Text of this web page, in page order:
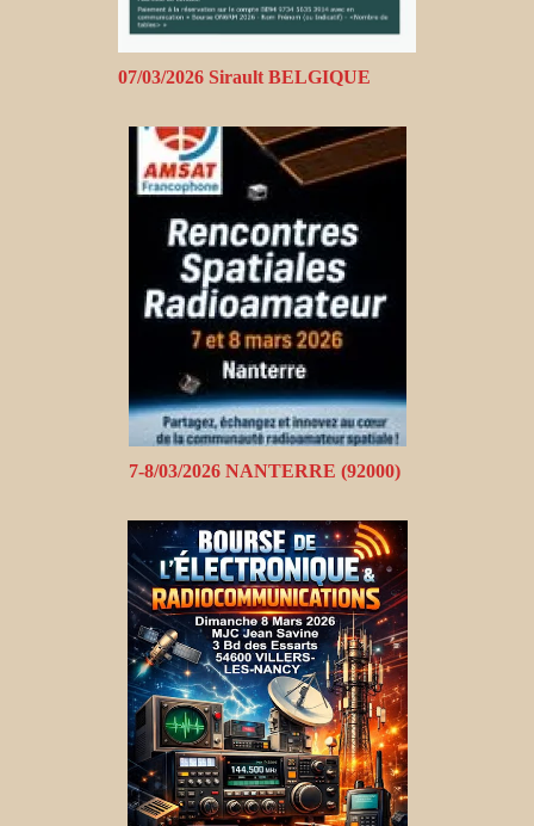
07/03/2026 Sirault BELGIQUE
7-8/03/2026 NANTERRE (92000)